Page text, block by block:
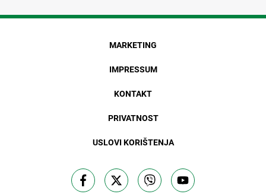
MARKETING
IMPRESSUM
KONTAKT
PRIVATNOST
USLOVI KORIŠTENJA